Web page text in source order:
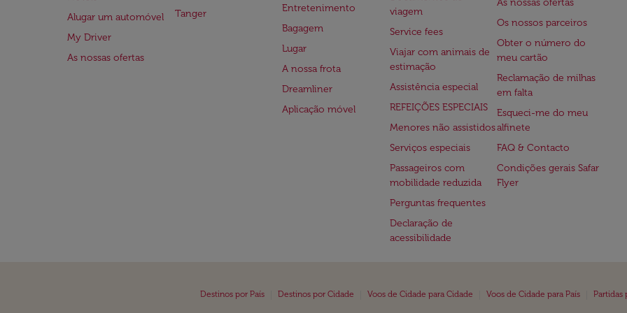
Alugar um automóvel
My Driver
As nossas ofertas
Tanger
Entretenimento
Bagagem
Lugar
A nossa frota
Dreamliner
Aplicação móvel
viagem
Service fees
Viajar com animais de
estimação
Assistência especial
REFEIÇÕES ESPECIAIS
Menores não assistidos
Serviços especiais
Passageiros com
mobilidade reduzida
Perguntas frequentes
Declaração de
acessibilidade
As nossas ofertas
Os nossos parceiros
Obter o número do
meu cartão
Reclamação de milhas
em falta
Esqueci-me do meu
alfinete
FAQ & Contacto
Condições gerais Safar
Flyer
Destinos por País Destinos por Cidade Voos de Cidade para Cidade Voos de Cidade para País Partidas